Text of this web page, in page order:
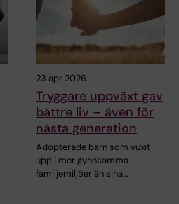
23 apr 2026
Tryggare uppväxt gav
bättre liv – även för
nästa generation
Adopterade barn som vuxit
upp i mer gynnsamma
familjemiljöer än sina…